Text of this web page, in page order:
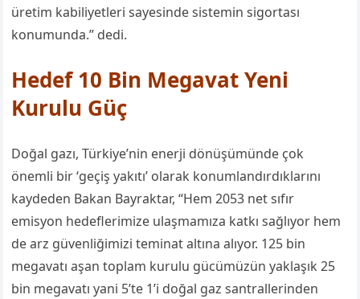
üretim kabiliyetleri sayesinde sistemin sigortası
konumunda.” dedi.
Hedef 10 Bin Megavat Yeni
Kurulu Güç
Doğal gazı,Türkiye’nin enerji dönüşümünde çok
önemli bir‘geçiş yakıtı’ olarak konumlandırdıklarını
kaydeden Bakan Bayraktar, “Hem 2053 net sıfır
emisyon hedeflerimize ulaşmamıza katkı sağlıyor hem
de arz güvenliğimizi teminat altına alıyor. 125 bin
megavatı aşan toplam kurulu gücümüzün yaklaşık 25
bin megavatı yani 5’te 1’i doğal gaz santrallerinden